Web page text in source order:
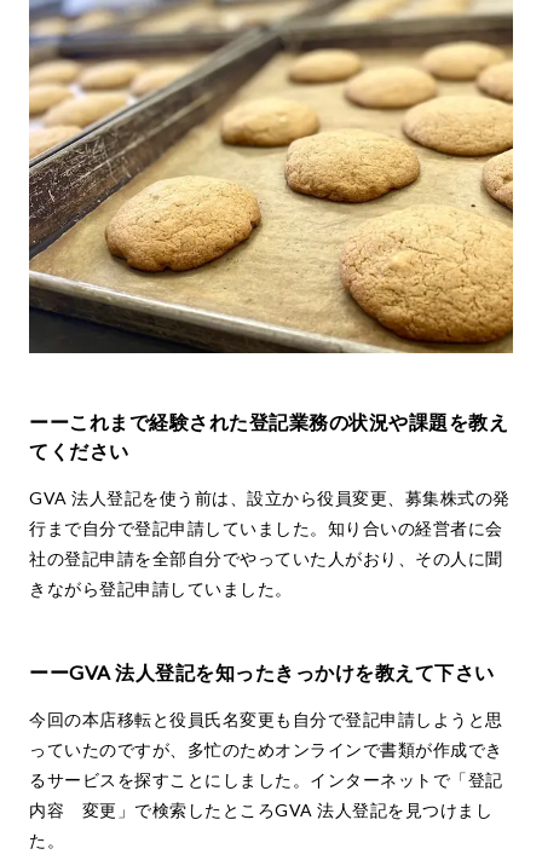
ーーこれまで経験された登記業務の状況や課題を教え
てください
GVA 法人登記を使う前は、設立から役員変更、募集株式の発
行まで自分で登記申請していました。知り合いの経営者に会
社の登記申請を全部自分でやっていた人がおり、その人に聞
きながら登記申請していました。
ーーGVA 法人登記を知ったきっかけを教えて下さい
今回の本店移転と役員氏名変更も自分で登記申請しようと思
っていたのですが、多忙のためオンラインで書類が作成でき
るサービスを探すことにしました。インターネットで「登記
内容 変更」で検索したところGVA 法人登記を見つけまし
た。